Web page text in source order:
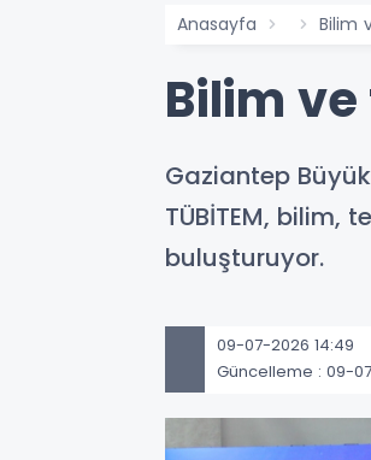
Anasayfa Bilim
Bilim
Gaziantep
TÜBİTEM, bilim,
buluşturuyor.
09-07-2026 14:49
Güncelleme : 09-